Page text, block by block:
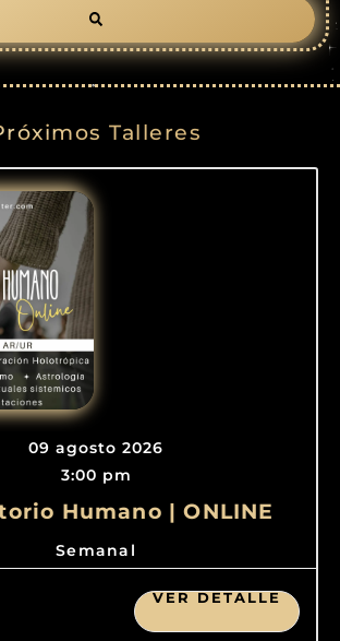
Talleres
09 agosto 2026
3:00 pm
Humano | ONLINE
Semanal
VER DETALLE